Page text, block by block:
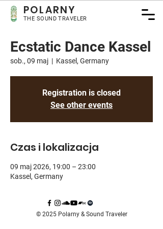
POLARNY
THE SOUND TRAVELER
Ecstatic Dance Kassel
sob., 09 maj
  |
Kassel, Germany
Registration is closed
See other events
Czas i lokalizacja
09 maj 2026, 19:00 – 23:00
Kassel, Germany
© 2025 Polarny & Sound Traveler